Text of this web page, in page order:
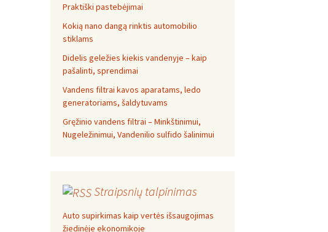
Praktiški pastebėjimai
Kokią nano dangą rinktis automobilio
stiklams
Didelis geležies kiekis vandenyje – kaip
pašalinti, sprendimai
Vandens filtrai kavos aparatams, ledo
generatoriams, šaldytuvams
Gręžinio vandens filtrai – Minkštinimui,
Nugeležinimui, Vandenilio sulfido šalinimui
Straipsnių talpinimas
Auto supirkimas kaip vertės išsaugojimas
žiedinėje ekonomikoje